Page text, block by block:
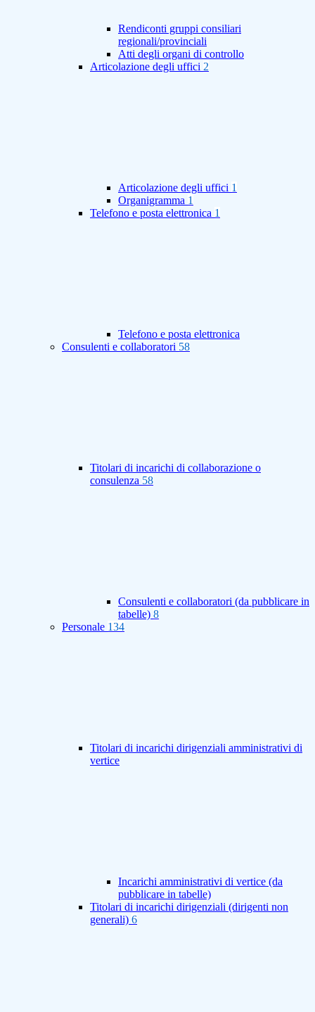
Rendiconti gruppi consiliari
regionali/provinciali
Atti degli organi di controllo
Articolazione degli uffici 2
Articolazione degli uffici 1
Organigramma 1
Telefono e posta elettronica 1
Telefono e posta elettronica
Consulenti e collaboratori 58
Titolari di incarichi di collaborazione o
consulenza 58
Consulenti e collaboratori (da pubblicare in
tabelle) 8
Personale 134
Titolari di incarichi dirigenziali amministrativi di
vertice
Incarichi amministrativi di vertice (da
pubblicare in tabelle)
Titolari di incarichi dirigenziali (dirigenti non
generali) 6